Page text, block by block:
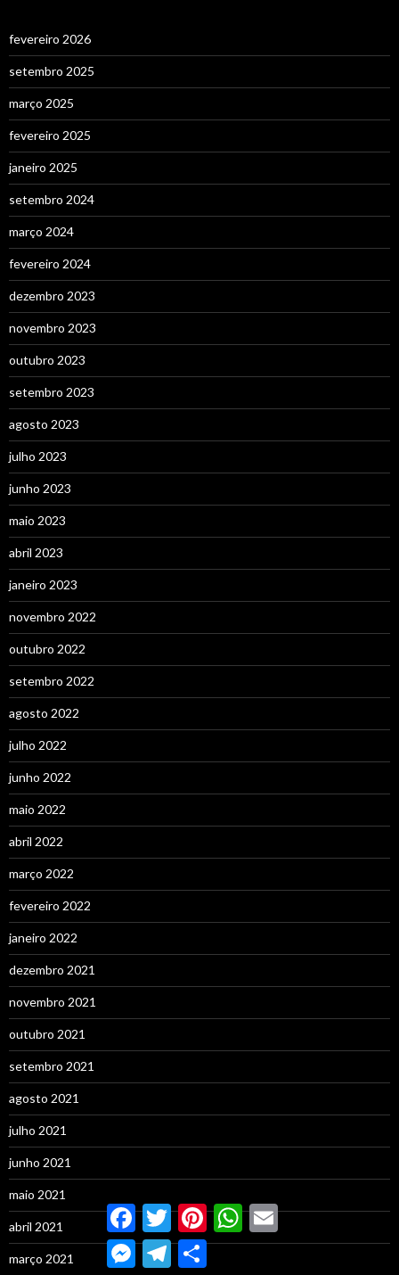
fevereiro 2026
setembro 2025
março 2025
fevereiro 2025
janeiro 2025
setembro 2024
março 2024
fevereiro 2024
dezembro 2023
novembro 2023
outubro 2023
setembro 2023
agosto 2023
julho 2023
junho 2023
maio 2023
abril 2023
janeiro 2023
novembro 2022
outubro 2022
setembro 2022
agosto 2022
julho 2022
junho 2022
maio 2022
abril 2022
março 2022
fevereiro 2022
janeiro 2022
dezembro 2021
novembro 2021
outubro 2021
setembro 2021
agosto 2021
julho 2021
junho 2021
maio 2021
abril 2021
março 2021
Facebook
TwitterPinterestWhatsApp
Email
MessengerTelegramCompartilhar